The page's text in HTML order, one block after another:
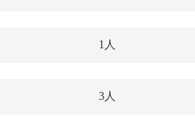
1人
3人